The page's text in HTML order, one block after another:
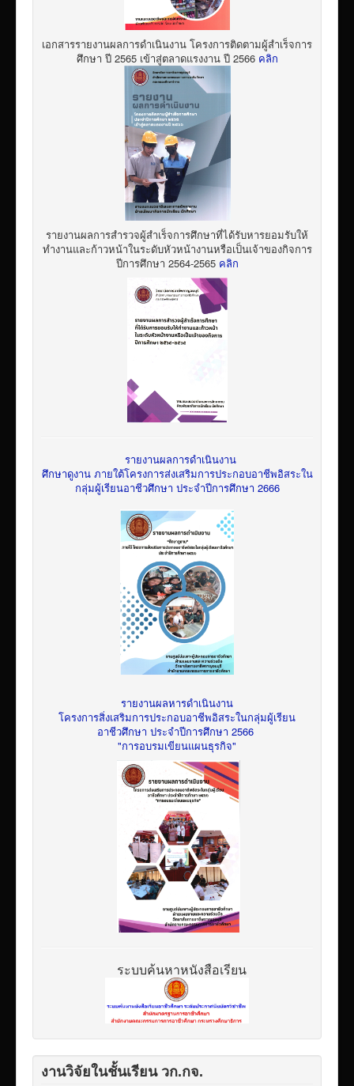
เอกสารรายงานผลการดำเนินงาน โครงการติดตามผู้สำเร็จการ
ศึกษา ปี 2565 เข้าสู่ตลาดแรงงาน ปี 2566 คลิก
รายงานผลการสำรวจผู้สำเร็จการศึกษาที่ได้รับหารยอมรับให้
ทำงานและก้าวหน้าในระดับหัวหน้างานหรือเป็นเจ้าของกิจการ
ปีการศึกษา 2564-2565 คลิก
รายงานผลการดำเนินงาน
ศึกษาดูงาน ภายใต้โครงการส่งเสริมการประกอบอาชีพอิสระใน
กลุ่มผู้เรียนอาชีวศึกษา ประจำปีการศึกษา 2666
รายงานผลหารดำเนินงาน
โครงการสิ่งเสริมการประกอบอาชีพอิสระในกลุ่มผู้เรียน
อาชีวศึกษา ประจำปีการศึกษา 2566
"การอบรมเขียนแผนธุรกิจ"
ระบบค้นหาหนังสือเรียน
งานวิจัยในชั้นเรียน วก.กจ.